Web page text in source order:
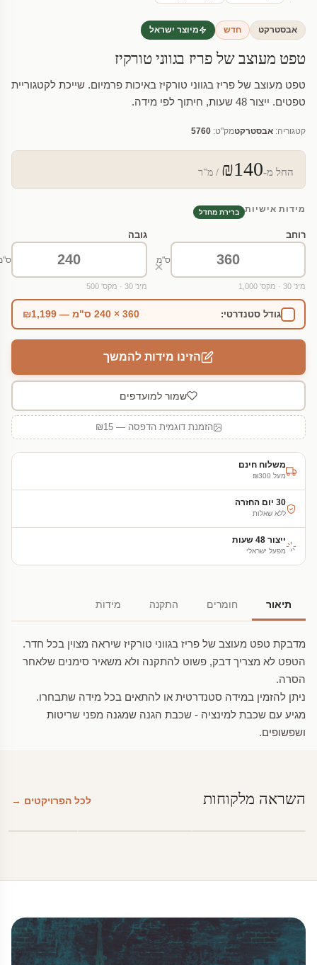
אבסטרקט חדש מיוצר ישראל
טפט מעוצב של פריז בגווני טורקיז
טפט מעוצב של פריז בגווני טורקיז באיכות פרמיום. שייכת לקטגוריית
טפטים. ייצור 48 שעות, חיתוך לפי מידה.
קטגוריה: אבסטרקטמק"ט: 5760
החל מ-₪140 / מ"ר
מידות אישיות ברירת מחדל
רוחב
ס"מ
מינ' 30 · מקס' 1,000
×
גובה
מינ' 30 · מקס' 500
גודל סטנדרטי: 360 × 240 ס"מ — ₪1,199
הזינו מידות להמשך
שמור למועדפים
הזמנת דוגמית הדפסה — ₪15
משלוח חינם
מעל ₪300
30 יום החזרה
ללא שאלות
ייצור 48 שעות
מפעל ישראלי
תיאור חומרים התקנה מידות
מדבקת טפט מעוצב של פריז בגווני טורקיז שיראה מצוין בכל חדר.
הטפט לא מצריך דבק, פשוט להתקנה ולא משאיר סימנים שלאחר
הסרה.
ניתן להזמין במידה סטנדרטית או להתאים בכל מידה שתבחרו.
מגיע עם שכבת למינציה - שכבת הגנה שמגנה מפני שריטות
ושפשופים.
השראה מלקוחות לכל הפרויקטים →